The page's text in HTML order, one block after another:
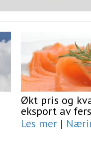
Økt pris og
eksport av
Les mer |